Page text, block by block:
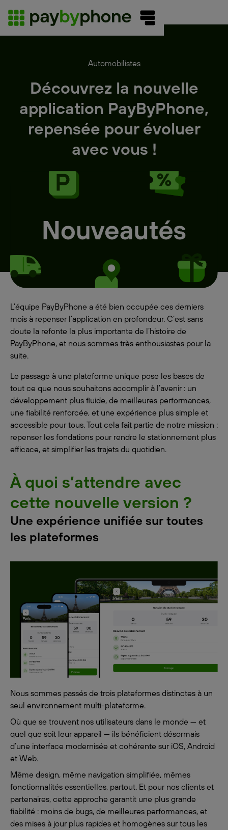
Automobilistes
Découvrez la nouvelle
application PayByPhone,
repensée pour évoluer
avec vous !
L’équipe PayByPhone a été bien occupée ces derniers
mois à repenser l’application en profondeur. C’est sans
doute la refonte la plus importante de l’histoire de
PayByPhone, et nous sommes très enthousiastes pour la
suite.
Le passage à une plateforme unique pose les bases de
tout ce que nous souhaitons accomplir à l’avenir : un
développement plus fluide, de meilleures performances,
une fiabilité renforcée, et une expérience plus simple et
accessible pour tous. Tout cela fait partie de notre mission :
repenser les fondations pour rendre le stationnement plus
efficace, et simplifier les trajets du quotidien.
À quoi s’attendre avec
cette nouvelle version ?
Une expérience unifiée sur toutes
les plateformes
Nous sommes passés de trois plateformes distinctes à un
seul environnement multi-plateforme.
Où que se trouvent nos utilisateurs dans le monde — et
quel que soit leur appareil — ils bénéficient désormais
d’une interface modernisée et cohérente sur iOS, Android
et Web.
Même design, même navigation simplifiée, mêmes
fonctionnalités essentielles, partout. Et pour nos clients et
partenaires, cette approche garantit une plus grande
fiabilité : moins de bugs, de meilleures performances, et
des mises à jour plus rapides et homogènes sur tous les